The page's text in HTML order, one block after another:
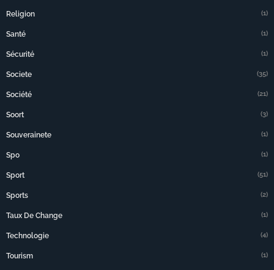
Religion (1)
Santé (1)
Sécurité (1)
Societe (35)
Société (21)
Soort (3)
Souverainete (1)
Spo (1)
Sport (51)
Sports (2)
Taux De Change (1)
Technologie (4)
Tourism (1)